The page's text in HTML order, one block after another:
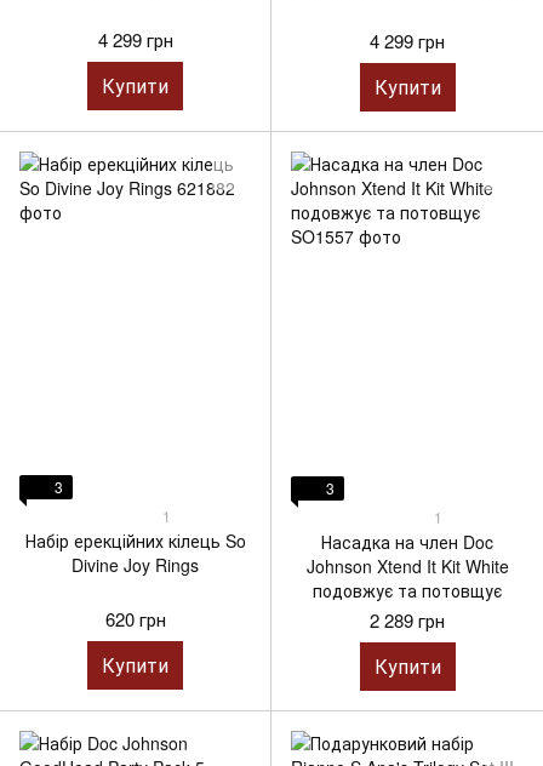
4 299 грн
Купити
4 299 грн
Купити
3
1
Набір ерекційних кілець So
Divine Joy Rings
620 грн
Купити
3
1
Насадка на член Doc
Johnson Xtend It Kit White
подовжує та потовщує
2 289 грн
Купити